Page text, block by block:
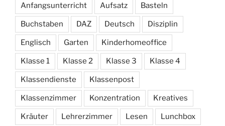
Anfangsunterricht Aufsatz Basteln
Buchstaben DAZ Deutsch Disziplin
Englisch Garten Kinderhomeoffice
Klasse 1 Klasse 2 Klasse 3 Klasse 4
Klassendienste Klassenpost
Klassenzimmer Konzentration Kreatives
Kräuter Lehrerzimmer Lesen Lunchbox